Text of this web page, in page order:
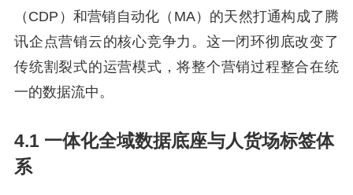
（CDP）和营销自动化（MA）的天然打通构成了腾
讯企点营销云的核心竞争力。这一闭环彻底改变了
传统割裂式的运营模式，将整个营销过程整合在统
一的数据流中。
4.1 一体化全域数据底座与人货场标签体
系